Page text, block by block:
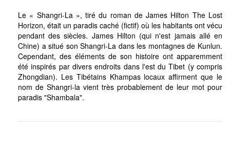
Le « Shangri-La », tiré du roman de James Hilton The Lost
Horizon, était un paradis caché (fictif) où les habitants ont vécu
pendant des siècles. James Hilton (qui n'est jamais allé en
Chine) a situé son Shangri-La dans les montagnes de Kunlun.
Cependant, des éléments de son histoire ont apparemment
été inspirés par divers endroits dans l'est du Tibet (y compris
Zhongdian). Les Tibétains Khampas locaux affirment que le
nom de Shangri-la vient très probablement de leur mot pour
paradis "Shambala".